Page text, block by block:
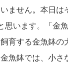
ません。本日は
思います。「金
育する金魚鉢
魚鉢では、小さ